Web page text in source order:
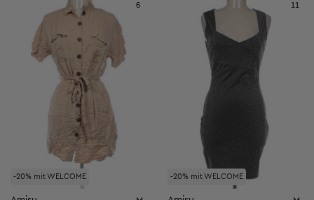
-20% mit WELCOME
6
-20% mit WELCOME
11